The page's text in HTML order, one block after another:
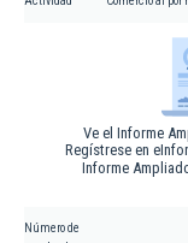
Ve el Informe
Regístrese en
Informe
Número de